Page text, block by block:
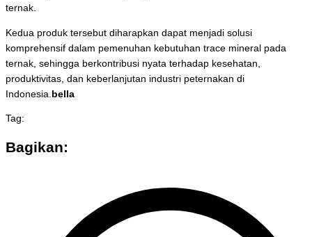
ternak.
Kedua produk tersebut diharapkan dapat menjadi solusi
komprehensif dalam pemenuhan kebutuhan trace mineral pada
ternak, sehingga berkontribusi nyata terhadap kesehatan,
produktivitas, dan keberlanjutan industri peternakan di
Indonesia. bella
Tag:
Bagikan: